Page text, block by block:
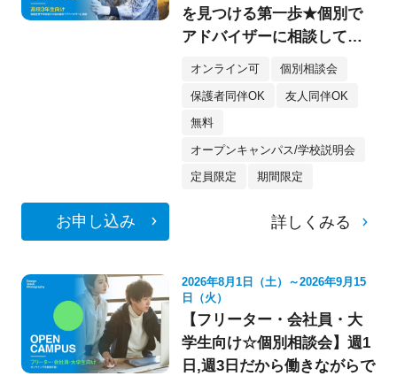
を見つける第一歩★個別で
アドバイザーに相談してみ
オンライン可 個別相談会
保護者同伴OK 友人同伴OK
無料
オープンキャンパス/学校説明会
定員限定 期間限定
お申し込み 詳しくみる
2026年8月1日（土）～2026年9月15
日（火）
【フリーター・会社員・大
学生向け☆個別相談会】週1
日,週3日だから働きながらで